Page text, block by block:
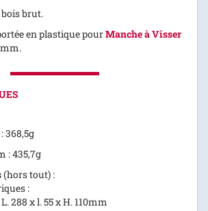
brut.
en plastique pourManche à Visser
368,5g
: 435,7g
(hors tout) :
:
L. 288 x l. 55 x H. 110mm